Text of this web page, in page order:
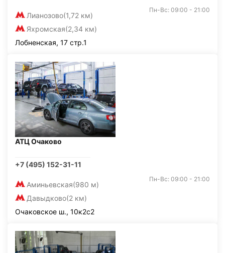
Лианозово(1,72 км)
Яхромская(2,34 км)
Пн-Вс: 09:00 - 21:00
Лобненская, 17 стр.1
АТЦ Очаково
+7 (495) 152-31-11
Аминьевская(980 м)
Давыдково(2 км)
Пн-Вс: 09:00 - 21:00
Очаковское ш., 10к2с2